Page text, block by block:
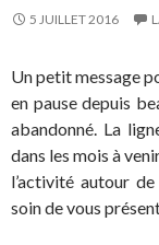
5 JUILLET 2016
Un petit message
en pause depuis
abandonné. La
dans les mois à
l’activité autour
soin de vous